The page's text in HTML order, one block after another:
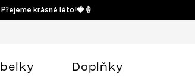
krásné léto!🍓🍦
osobních údajů
Doplňky